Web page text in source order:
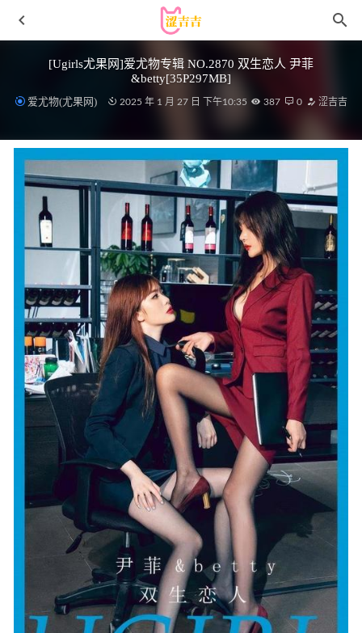
[Ugirls尤果网]爱尤物专辑 NO.2870 双生恋人 尹菲
&betty[35P297MB]
爱尤物(尤果网) 2025 年 1 月 27 日 下午10:35 387 0 涩吉吉
[微密圈]左公子 – 跨年作[49P2V-532MB] 2023-02-09
[Xiuren秀人网]2025.08.21 NO.10675 软情[77P/674.52MB]
秀人网 – 2021.02.18 VOL.3103 糯美子
MINIbabe[68+1P590M] 2022-12-10
[Xiuren秀人网]2023.12.26 NO.7868 章芃芃[72+1P/770MB]
2024-06-23
日奈娇 – NO.175 白精灵[163P2V-2.62GB] 2024-10-03